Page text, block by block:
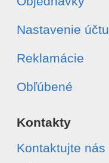
Nastavenie účtu
Reklamácie
Obľúbené
Kontakty
Kontaktujte nás